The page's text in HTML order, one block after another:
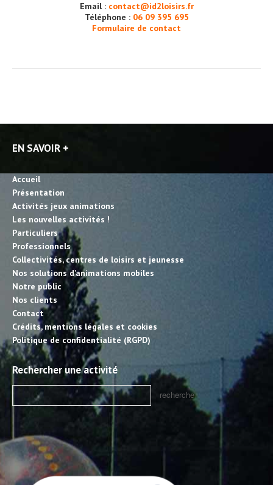
Email : contact@id2loisirs.fr
Téléphone : 06 09 395 695
Formulaire de contact
EN SAVOIR +
Accueil
Présentation
Activités jeux animations
Les nouvelles activités !
Particuliers
Professionnels
Collectivités, centres de loisirs et jeunesse
Nos solutions d’animations mobiles
Notre public
Nos clients
Contact
Crédits, mentions légales et cookies
Politique de confidentialité (RGPD)
Rechercher une activité